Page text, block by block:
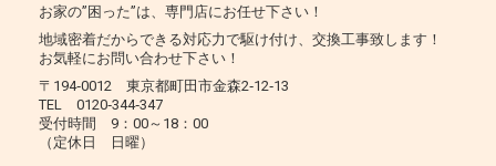
お家の”困った”は、専門店にお任せ下さい！
地域密着だからできる対応力で駆け付け、交換工事致します！
お気軽にお問い合わせ下さい！
〒194‐0012 東京都町田市金森2‐12‐13
TEL 0120‐344‐347
受付時間 9：00～18：00
（定休日 日曜）